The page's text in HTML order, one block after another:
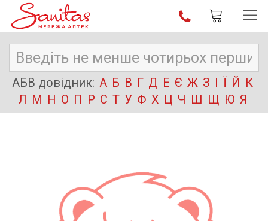
АБВ довідник: А Б В Г Д Е Є Ж З І Ї Й К
Л М Н О П Р С Т У Ф Х Ц Ч Ш Щ Ю Я